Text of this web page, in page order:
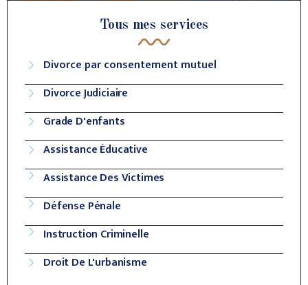
Tous mes services
Divorce par consentement mutuel
Divorce Judiciaire
Grade D'enfants
Assistance Éducative
Assistance Des Victimes
Défense Pénale
Instruction Criminelle
Droit De L'urbanisme